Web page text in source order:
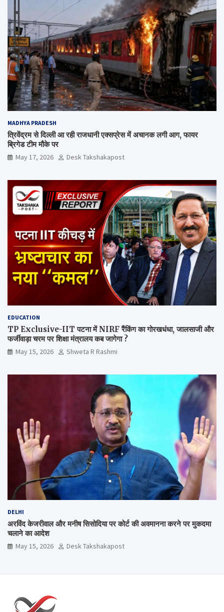
MADHYA PRADESH
त्रिवेंद्रम से दिल्ली आ रही राजधानी एक्सप्रेस में अचानक लगी आग, फायर
ब्रिगेड टीम मौके पर
May 17, 2026 Desk Takshakapost
EDUCATION
TP Exclusive-IIT पटना में NIRF रैंकिंग का गोरखधंधा, जालसाजी और
फर्जीवाड़ा चरम पर शिक्षा मंत्रालय कब जागेगा ?
May 15, 2026 Shweta R Rashmi
DELHI
अरविंद केजरीवाल और मनीष सिसोदिया पर कोर्ट की अवमानना करने पर मुकदमा
चलाने का आदेश
May 15, 2026 Desk Takshakapost